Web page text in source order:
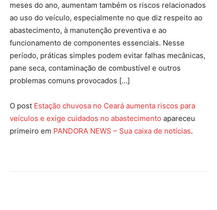
meses do ano, aumentam também os riscos relacionados
ao uso do veículo, especialmente no que diz respeito ao
abastecimento, à manutenção preventiva e ao
funcionamento de componentes essenciais. Nesse
período, práticas simples podem evitar falhas mecânicas,
pane seca, contaminação de combustível e outros
problemas comuns provocados […]
O post Estação chuvosa no Ceará aumenta riscos para
veículos e exige cuidados no abastecimento apareceu
primeiro em PANDORA NEWS – Sua caixa de notícias.